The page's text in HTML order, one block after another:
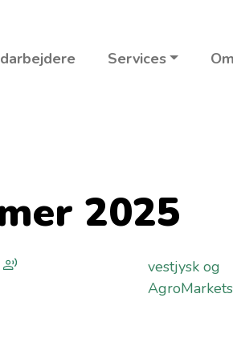
Services
2025
vestjysk og
AgroMarkets